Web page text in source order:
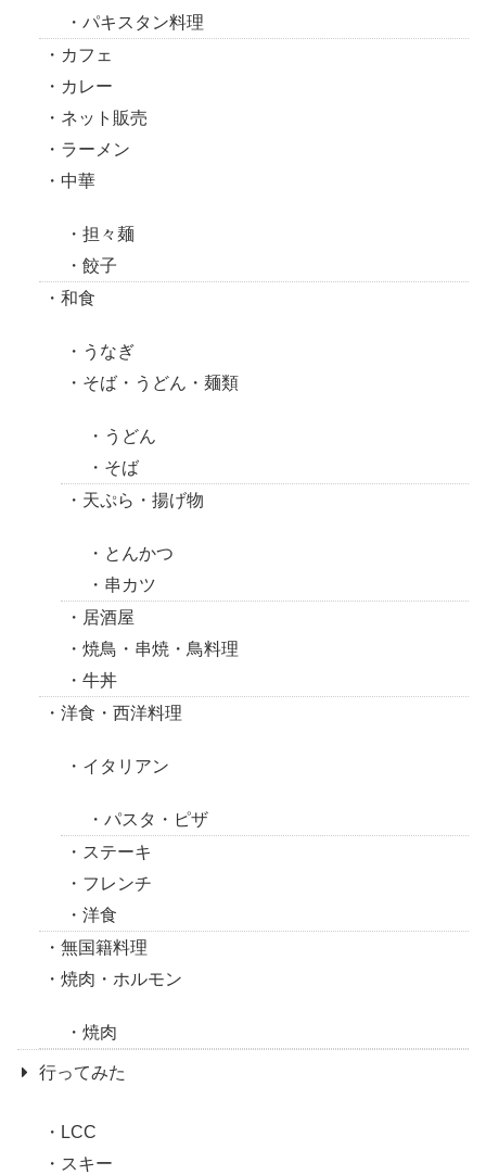
パキスタン料理
カフェ
カレー
ネット販売
ラーメン
中華
担々麺
餃子
和食
うなぎ
そば・うどん・麺類
うどん
そば
天ぷら・揚げ物
とんかつ
串カツ
居酒屋
焼鳥・串焼・鳥料理
牛丼
洋食・西洋料理
イタリアン
パスタ・ピザ
ステーキ
フレンチ
洋食
無国籍料理
焼肉・ホルモン
焼肉
行ってみた
LCC
スキー